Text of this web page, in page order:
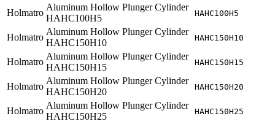
Holmatro
Aluminum Hollow Plunger Cylinder
HAHC100H5
HAHC100H5
Holmatro
Aluminum Hollow Plunger Cylinder
HAHC150H10
HAHC150H10
Holmatro
Aluminum Hollow Plunger Cylinder
HAHC150H15
HAHC150H15
Holmatro
Aluminum Hollow Plunger Cylinder
HAHC150H20
HAHC150H20
Holmatro
Aluminum Hollow Plunger Cylinder
HAHC150H25
HAHC150H25